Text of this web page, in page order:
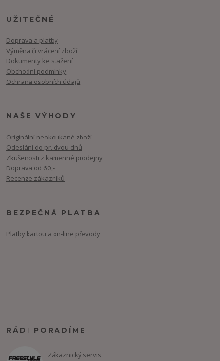
UŽITEČNÉ
Doprava a platby
Výměna či vrácení zboží
Dokumenty ke stažení
Obchodní podmínky
Ochrana osobních údajů
NAŠE VÝHODY
Originální neokoukané zboží
Odeslání do pr. dvou dnů
Zkušenosti z kamenné prodejny
Doprava od 60,-
Recenze zákazníků
BEZPEČNÁ PLATBA
Platby kartou a on-line převody
RÁDI PORADÍME
Zákaznický servis